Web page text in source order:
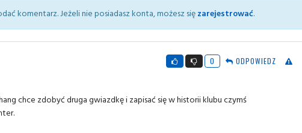
komentarz. Jeżeli nie posiadasz konta, możesz sięzarejestrować.
0 ODPOWIEDZ
chce zdobyć druga gwiazdkę i zapisać się w historii klubu czymś